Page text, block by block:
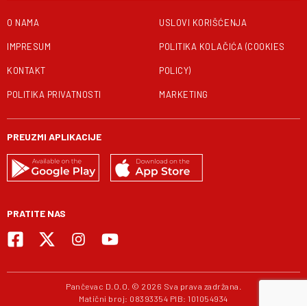
O NAMA
IMPRESUM
KONTAKT
POLITIKA PRIVATNOSTI
USLOVI KORIŠĆENJA
POLITIKA KOLAČIĆA (COOKIES
POLICY)
MARKETING
PREUZMI APLIKACIJE
PRATITE NAS
Pančevac D.O.O. © 2026 Sva prava zadržana.
Matični broj: 08393354 PIB: 101054934